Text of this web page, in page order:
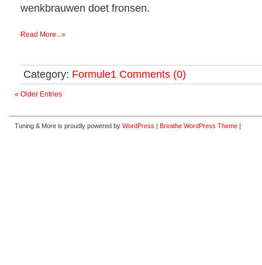
wenkbrauwen doet fronsen.
Read More...»
Category: Formule1 Comments (0)
« Older Entries
Tuning & More is proudly powered by WordPress | Breathe WordPress Theme |